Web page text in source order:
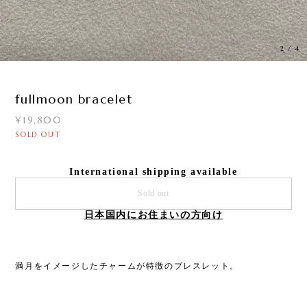
3/4
fullmoon bracelet
¥19,800
SOLD OUT
International shipping available
Sold out
日本国内にお住まいの方向け
満月をイメージしたチャームが特徴のブレスレット。